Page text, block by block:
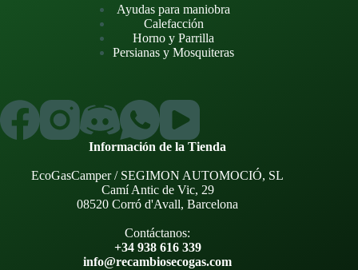
Ayudas para maniobra
Calefacción
Horno y Parrilla
Persianas y Mosquiteras
Información de la Tienda
EcoGasCamper / SEGIMON AUTOMOCIÓ, SL
Camí Antic de Vic, 29
08520 Corró d'Avall, Barcelona
Contáctanos:
+34 938 616 339
info@recambiosecogas.com